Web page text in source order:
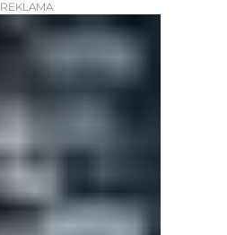
REKLAMA